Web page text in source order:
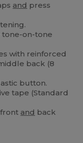
and press
tone-on-tone
with reinforced
back (8
button.
tape (Standard
front and back